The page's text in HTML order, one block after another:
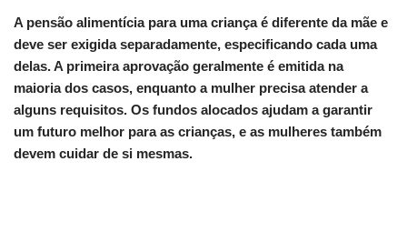
A pensão alimentícia para uma criança é diferente da mãe e
deve ser exigida separadamente, especificando cada uma
delas. A primeira aprovação geralmente é emitida na
maioria dos casos, enquanto a mulher precisa atender a
alguns requisitos. Os fundos alocados ajudam a garantir
um futuro melhor para as crianças, e as mulheres também
devem cuidar de si mesmas.